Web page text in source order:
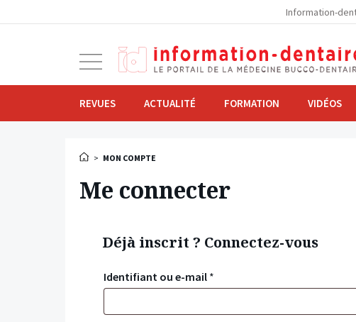
Information-
navigation
REVUES ACTUALITÉ FORMATION VIDÉOS
> MON COMPTE
Me connecter
Déjà inscrit ? Connectez-vous
Identifiant ou e-mail *